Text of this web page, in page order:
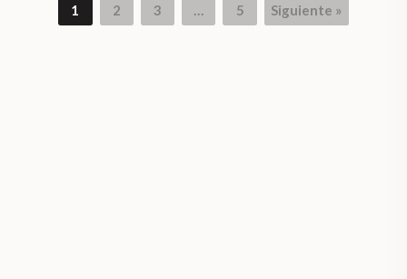
1 2 3 … 5 Siguiente »